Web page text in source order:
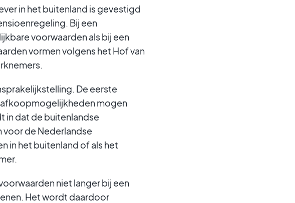
in het buitenland is gevestigd
Bij een
voorwaarden als bij een
vormen volgens het Hof van
De eerste
afkoopmogelijkheden mogen
in dat de buitenlandse
de Nederlandse
in het buitenland of als het
niet langer bij een
Het wordt daardoor